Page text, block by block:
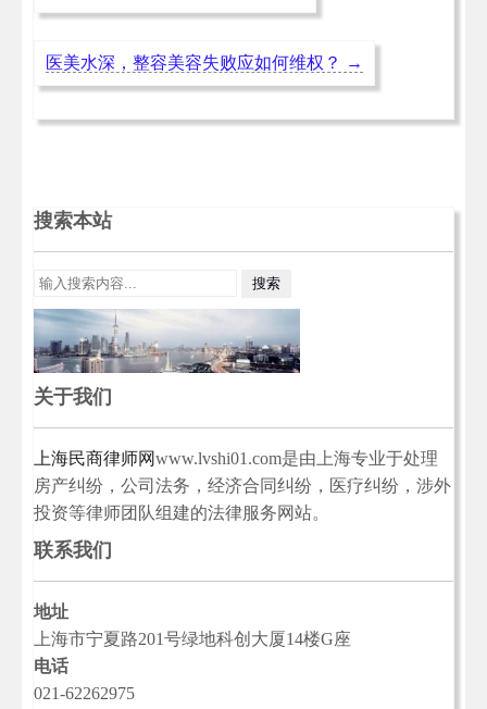
医美水深，整容美容失败应如何维权？ →
搜索本站
关于我们
上海民商律师网www.lvshi01.com是由上海专业于处理
房产纠纷，公司法务，经济合同纠纷，医疗纠纷，涉外
投资等律师团队组建的法律服务网站。
联系我们
地址
上海市宁夏路201号绿地科创大厦14楼G座
电话
021-62262975